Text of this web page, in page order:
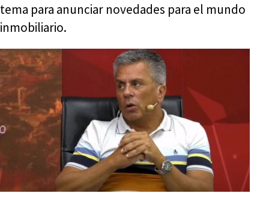
tema para anunciar novedades para el mundo
inmobiliario.